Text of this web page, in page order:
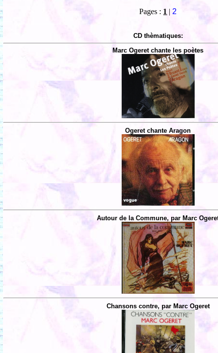
Pages : 1 | 2
CD thèmatiques:
Marc Ogeret chante les poètes
Ogeret chante Aragon
Autour de la Commune, par Marc
Chansons contre, par Marc Ogeret